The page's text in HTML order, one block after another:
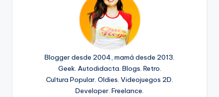
Blogger desde 2004, mamá desde 2013.
Geek. Autodidacta. Blogs. Retro.
Cultura Popular. Oldies. Videojuegos 2D.
Developer. Freelance.